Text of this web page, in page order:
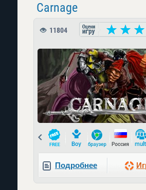
Carnage
11804
Prev
Подробнее